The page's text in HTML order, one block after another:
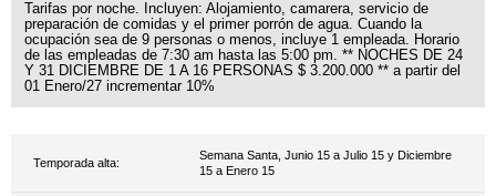
Tarifas por noche. Incluyen: Alojamiento, camarera, servicio de
preparación de comidas y el primer porrón de agua. Cuando la
ocupación sea de 9 personas o menos, incluye 1 empleada. Horario
de las empleadas de 7:30 am hasta las 5:00 pm. ** NOCHES DE 24
Y 31 DICIEMBRE DE 1 A 16 PERSONAS $ 3.200.000 ** a partir del
01 Enero/27 incrementar 10%
Temporada alta:
Semana Santa, Junio 15 a Julio 15 y Diciembre
15 a Enero 15